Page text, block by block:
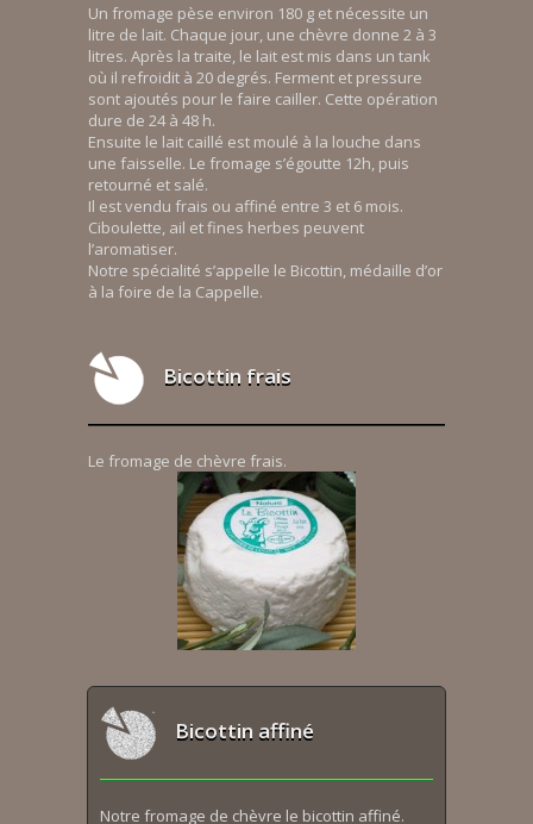
Un fromage pèse environ 180 g et nécessite un
litre de lait. Chaque jour, une chèvre donne 2 à 3
litres. Après la traite, le lait est mis dans un tank
où il refroidit à 20 degrés. Ferment et pressure
sont ajoutés pour le faire cailler. Cette opération
dure de 24 à 48 h.
Ensuite le lait caillé est moulé à la louche dans
une faisselle. Le fromage s’égoutte 12h, puis
retourné et salé.
Il est vendu frais ou affiné entre 3 et 6 mois.
Ciboulette, ail et fines herbes peuvent
l’aromatiser.
Notre spécialité s’appelle le Bicottin, médaille d’or
à la foire de la Cappelle.
Bicottin frais
Le fromage de chèvre frais.
Bicottin affiné
Notre fromage de chèvre le bicottin affiné.